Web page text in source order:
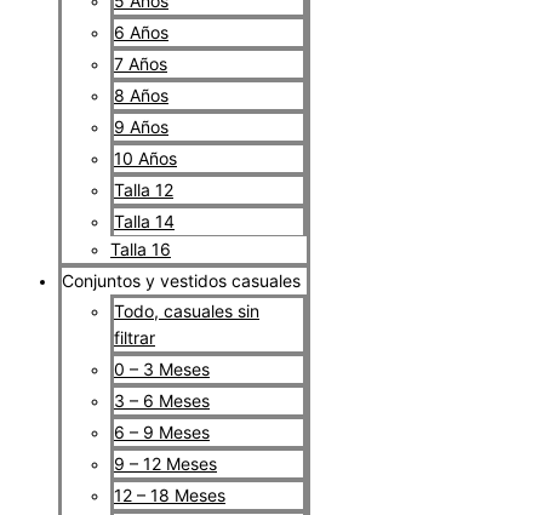
6 Años
7 Años
8 Años
9 Años
10 Años
Talla 12
Talla 14
Talla 16
Conjuntos y vestidos casuales
Todo, casuales sin
filtrar
0 – 3 Meses
3 – 6 Meses
6 – 9 Meses
9 – 12 Meses
12 – 18 Meses